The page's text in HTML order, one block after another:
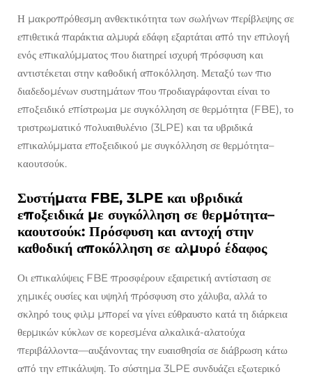
Η μακροπρόθεσμη ανθεκτικότητα των σωλήνων περίβλεψης σε
επιθετικά παράκτια αλμυρά εδάφη εξαρτάται από την επιλογή
ενός επικαλύμματος που διατηρεί ισχυρή πρόσφυση και
αντιστέκεται στην καθοδική αποκόλληση. Μεταξύ των πιο
διαδεδομένων συστημάτων που προδιαγράφονται είναι το
εποξειδικό επίστρωμα με συγκόλληση σε θερμότητα (FBE), το
τριστρωματικό πολυαιθυλένιο (3LPE) και τα υβριδικά
επικαλύμματα εποξειδικού με συγκόλληση σε θερμότητα–
καουτσούκ.
Συστήματα FBE, 3LPE και υβριδικά
εποξειδικά με συγκόλληση σε θερμότητα–
καουτσούκ: Πρόσφυση και αντοχή στην
καθοδική αποκόλληση σε αλμυρό έδαφος
Οι επικαλύψεις FBE προσφέρουν εξαιρετική αντίσταση σε
χημικές ουσίες και υψηλή πρόσφυση στο χάλυβα, αλλά το
σκληρό τους φιλμ μπορεί να γίνει εύθραυστο κατά τη διάρκεια
θερμικών κύκλων σε κορεσμένα αλκαλικά-αλατούχα
περιβάλλοντα—αυξάνοντας την ευαισθησία σε διάβρωση κάτω
από την επικάλυψη. Το σύστημα 3LPE συνδυάζει εξωτερικό